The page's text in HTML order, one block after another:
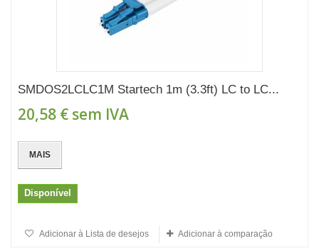
SMDOS2LCLC1M Startech 1m (3.3ft) LC to LC...
20,58 € sem IVA
MAIS
Disponível
Adicionar à Lista de desejos Adicionar à comparação